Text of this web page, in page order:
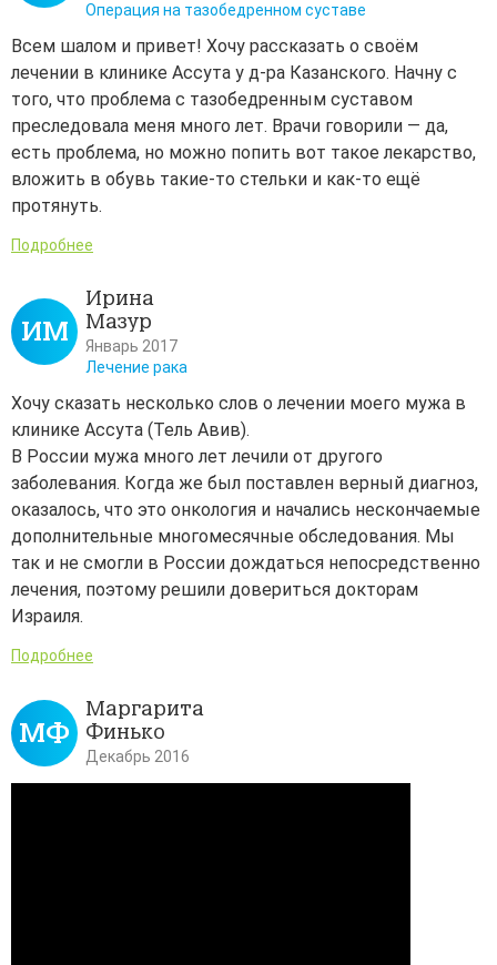
Операция на тазобедренном суставе
Всем шалом и привет! Хочу рассказать о своём
лечении в клинике Ассута у д-ра Казанского. Начну с
того, что проблема с тазобедренным суставом
преследовала меня много лет. Врачи говорили — да,
есть проблема, но можно попить вот такое лекарство,
вложить в обувь такие-то стельки и как-то ещё
протянуть.
Подробнее
ИМ
Ирина
Мазур
Январь 2017
Лечение рака
Хочу сказать несколько слов о лечении моего мужа в
клинике Ассута (Тель Авив).
В России мужа много лет лечили от другого
заболевания. Когда же был поставлен верный диагноз,
оказалось, что это онкология и начались нескончаемые
дополнительные многомесячные обследования. Мы
так и не смогли в России дождаться непосредственно
лечения, поэтому решили довериться докторам
Израиля.
Подробнее
МФ
Маргарита
Финько
Декабрь 2016